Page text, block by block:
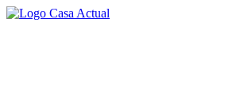
Saltar